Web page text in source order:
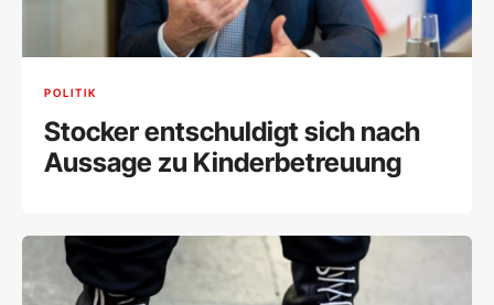
POLITIK
Stocker entschuldigt sich nach
Aussage zu Kinderbetreuung